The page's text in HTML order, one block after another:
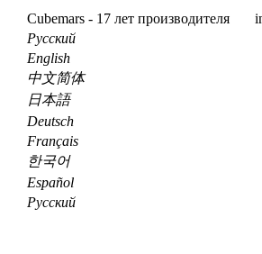
Cubemars - 17 лет производителя
Pусский
English
中文简体
日本語
Deutsch
Français
한국어
Español
Pусский